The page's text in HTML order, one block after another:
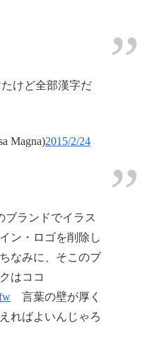
けど全部漢字だ
Magna)2015/2/24
ブランドでイラス
ン・ロゴを削除し
みに、そこのブ
はココ
言葉の壁が厚く
ればよいんじゃろ